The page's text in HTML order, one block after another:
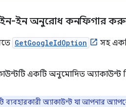
ইন অনুরোধ কনফিগার
GetGoogleIdOption
সহ
একটি অনুমোদিত অ্যাকাউন্ট
অ্যাকাউন্ট যা আপনার